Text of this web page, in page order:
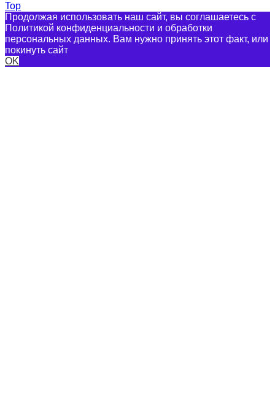
Top
Продолжая использовать наш сайт, вы соглашаетесь с
Политикой конфиденциальности и обработки
персональных данных. Вам нужно принять этот факт, или
покинуть сайт
OK